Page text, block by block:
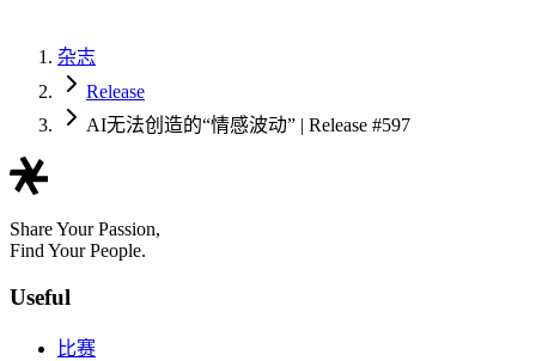
杂志
Release
AI无法创造的“情感波动” | Release #597
Share Your Passion,
Find Your People.
Useful
比赛